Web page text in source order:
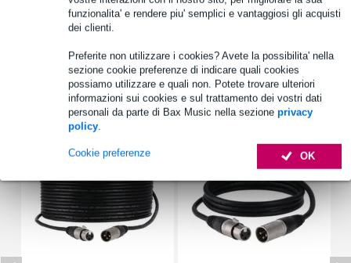
funzionalita' e rendere piu' semplici e vantaggiosi gli acquisti
dei clienti.
Preferite non utilizzare i cookies? Avete la possibilita' nella
sezione cookie preferenze di indicare quali cookies
possiamo utilizzare e quali non. Potete trovare ulteriori
informazioni sui cookies e sul trattamento dei vostri dati
personali da parte di Bax Music nella sezione privacy
policy.
OK
Cookie preferenze
lettore Blu-ray 4k UHD professionale
Possibilità di montaggio a 19 pollici
Specifiche complete
Accessori (20)